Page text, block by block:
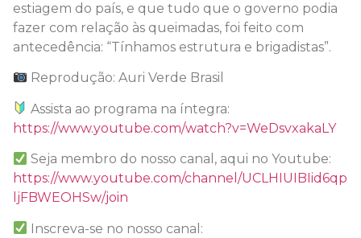
estiagem do país, e que tudo que o governo podia
fazer com relação às queimadas, foi feito com
antecedência: “Tínhamos estrutura e brigadistas”.
Reprodução: Auri Verde Brasil
Assista ao programa na íntegra:
https://www.youtube.com/watch?v=WeDsvxakaLY
Seja membro do nosso canal, aqui no Youtube:
https://www.youtube.com/channel/UCLHIUIBIid6qp
ljFBWEOHSw/join
Inscreva-se no nosso canal: